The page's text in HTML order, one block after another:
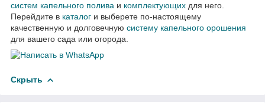
систем капельного полива и комплектующих для него.
Перейдите в каталог и выберете по-настоящему
качественную и долговечную систему капельного орошения
для вашего сада или огорода.
Скрыть